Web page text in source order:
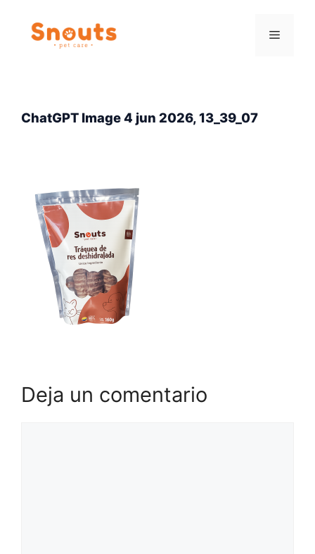
contenido
Menú
ChatGPT Image 4 jun 2026, 13_39_07
Deja un comentario